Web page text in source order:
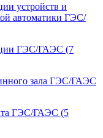
устройств и
автоматики ГЭС/
ГЭС/ГАЭС (7
зала ГЭС/ГАЭС
ГЭС/ГАЭС (5